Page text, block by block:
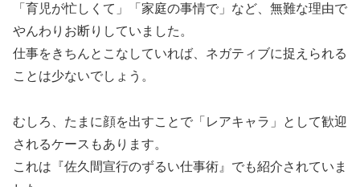
「育児が忙しくて」「家庭の事情で」など、無難な理由で
やんわりお断りしていました。
仕事をきちんとこなしていれば、ネガティブに捉えられる
ことは少ないでしょう。
むしろ、たまに顔を出すことで「レアキャラ」として歓迎
されるケースもあります。
これは『佐久間宣行のずるい仕事術』でも紹介されていま